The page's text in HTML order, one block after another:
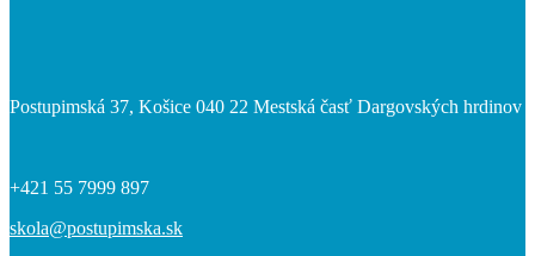
Postupimská 37, Košice 040 22 Mestská časť Dargovských hrdinov
+421 55 7999 897
skola@postupimska.sk